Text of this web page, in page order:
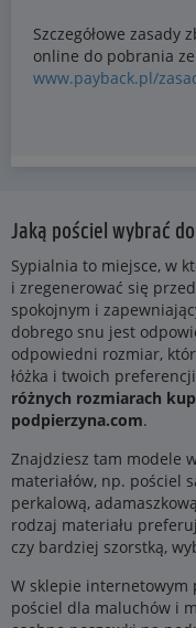
Jaką pościel wybrać
Sypialnia to miejsce, w
i zregenerować się
spokojnym i
dobrego snu jest
odpowiedni rozmiar,
łóżka i twoich
różnych rozmiarach
podpierzyna.com.
Znajdziesz tam modele
materiałów, np. pościel
perkalową,
rodzaj materiału
czy bardziej szorstką,
W sklepie internetowym
pościel dla maluchów i